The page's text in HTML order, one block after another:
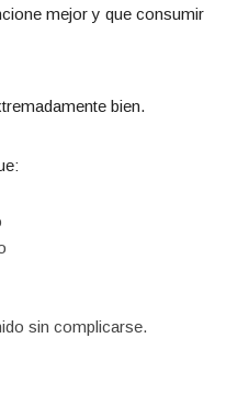
mejor y que consumir
bien.
sin complicarse.